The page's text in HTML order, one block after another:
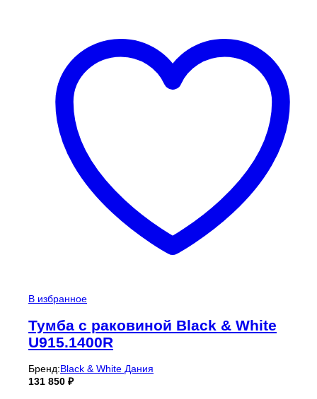
В избранное
Тумба с раковиной Black & White
U915.1400R
Бренд:Black & White Дания
131 850 ₽